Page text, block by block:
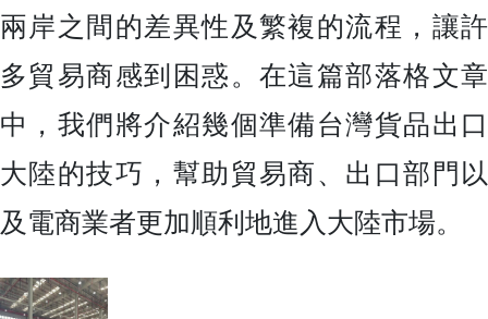
兩岸之間的差異性及繁複的流程，讓許
多貿易商感到困惑。在這篇部落格文章
中，我們將介紹幾個準備台灣貨品出口
大陸的技巧，幫助貿易商、出口部門以
及電商業者更加順利地進入大陸市場。